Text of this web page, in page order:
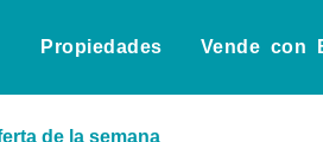
Propiedades Vende con
de la semana